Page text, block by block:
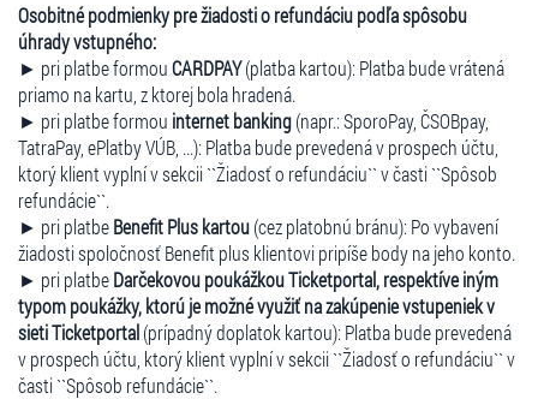
Osobitné podmienky pre žiadosti o refundáciu podľa spôsobu
úhrady vstupného:
► pri platbe formouCARDPAY(platba kartou): Platba bude vrátená
priamo na kartu, z ktorej bola hradená.
► pri platbe formou internet banking(napr.: SporoPay, ČSOBpay,
TatraPay, ePlatby VÚB, ...): Platba bude prevedená v prospech účtu,
ktorý klient vyplní v sekcii ``Žiadosť o refundáciu`` v časti ``Spôsob
refundácie``.
► pri platbeBenefit Plus kartou(cez platobnú bránu): Po vybavení
žiadosti spoločnosť Benefit plus klientovi pripíše body na jeho konto.
► pri platbeDarčekovou poukážkou Ticketportal, respektíve iným
typom poukážky, ktorú je možné využiť na zakúpenie vstupeniek v
sieti Ticketportal(prípadný doplatok kartou): Platba bude prevedená
v prospech účtu, ktorý klient vyplní v sekcii ``Žiadosť o refundáciu`` v
časti ``Spôsob refundácie``.